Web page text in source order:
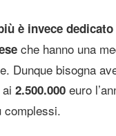
è invece
che hanno una
Dunque bisogna
2.500.000 euro
complessi.